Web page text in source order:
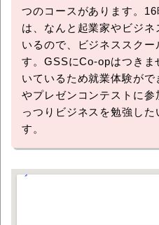
つのコースがあります。
は、なんと起業家やビジ
いるので、ビジネススク
す。GSSにCo-opはつきま
いているため就業体験が
やプレゼンコンテストに
っつりビジネスを勉強し
す。